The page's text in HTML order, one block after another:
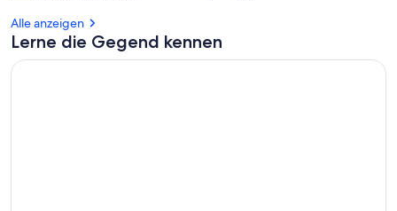
Alle anzeigen
Lerne die Gegend kennen